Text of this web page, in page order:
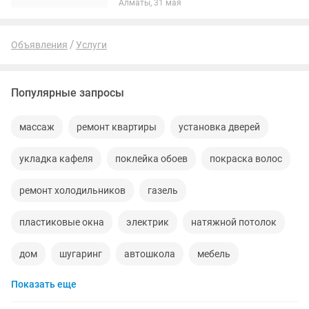
Алматы, 31 мая
Объявления Услуги
Популярные запросы
массаж ремонт квартиры установка дверей
укладка кафеля поклейка обоев покраска волос
ремонт холодильников газель
пластиковые окна электрик натяжной потолок
дом шугаринг автошкола мебель
сантехник
Показать еще